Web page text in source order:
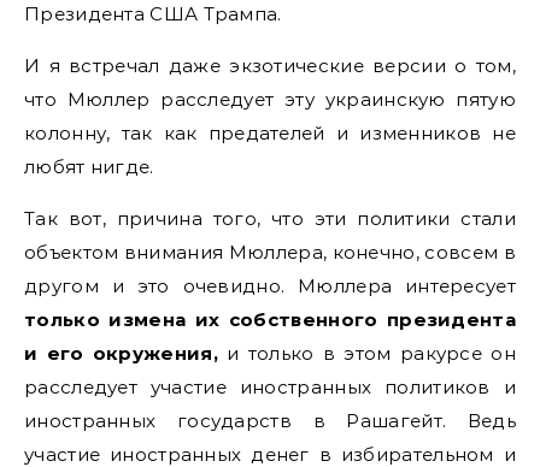
Президента США Трампа.
И я встречал даже экзотические версии о том,
что Мюллер расследует эту украинскую пятую
колонну, так как предателей и изменников не
любят нигде.
Так вот, причина того, что эти политики стали
объектом внимания Мюллера, конечно, совсем в
другом и это очевидно. Мюллера интересует
только измена их собственного президента
и его окружения,и только в этом ракурсе он
расследует участие иностранных политиков и
иностранных государств в Рашагейт. Ведь
участие иностранных денег в избирательном и